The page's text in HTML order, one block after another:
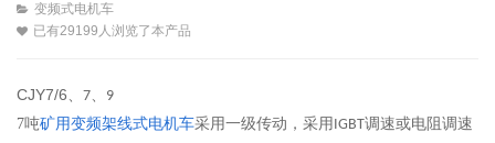
变频式电机车
已有29199人浏览了本产品
CJY7/6、 7、 9
7吨矿用变频架线式电机车采用一级传动，采用 IGBT调速或电阻调速